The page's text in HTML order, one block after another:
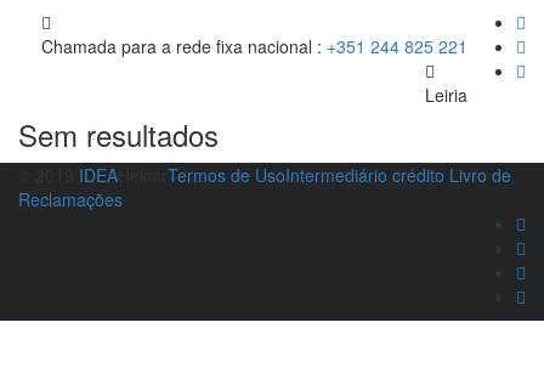
Chamada para a rede fixa nacional : +351 244 825 221
Leiria
Sem resultados
IDEA Termos de UsoIntermediário crédito Livro de
Reclamações